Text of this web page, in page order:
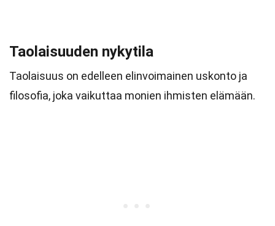
Taolaisuuden nykytila
Taolaisuus on edelleen elinvoimainen uskonto ja
filosofia, joka vaikuttaa monien ihmisten elämään.